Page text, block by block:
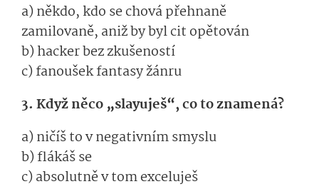
a) někdo, kdo se chová přehnaně
zamilovaně, aniž by byl cit opětován
b) hacker bez zkušeností
c) fanoušek fantasy žánru
3. Když něco „slayuješ“, co to znamená?
a) ničíš to v negativním smyslu
b) flákáš se
c) absolutně v tom exceluješ